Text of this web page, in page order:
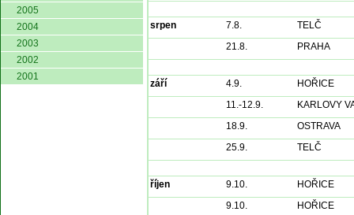
2005
2004
2003
2002
2001
srpen 7.8.
TELČ
21.8.
PRAHA
září 4.9.
HOŘICE
11.-12.9.
KARLOVY
18.9.
OSTRAVA
25.9.
TELČ
říjen 9.10.
HOŘICE
9.10.
HOŘICE